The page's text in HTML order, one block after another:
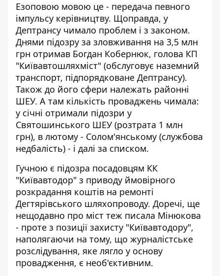
Езоповою мовою це - передача певного
імпульсу керівництву. Щоправда, у
Дептрансу чимало проблем і з законом.
Днями підозру за зловживання на 3,5 млн
грн отримав Богдан Кобернюк, голова КП
"Київавтошляхміст" (обслуговує наземний
транспорт, підпорядковане Дептрансу).
Також до його сфери належать районні
ШЕУ. А там кількість проваджень чимала:
у січні отримали підозри у
Святошинського ШЕУ (розтрата 1 млн
грн), в лютому - Солом'янському (службова
недбалість) - і далі за списком.
Гучною є підозра посадовцям КК
"Київавтодор" з приводу ймовірного
розкрадання коштів на ремонті
Дегтярівського шляхопроводу. Доречі, ще
нещодавно про міст теж писала Мінюкова
- проте з позиції захисту "Київавтодору",
наполягаючи на тому, що журналістське
розслідування, яке лягло у основу
провадження, є необ'єктивним.